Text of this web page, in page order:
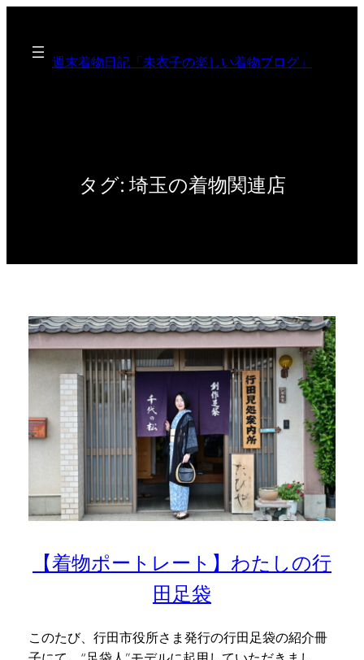
週末着物日記「未衣子の楽しい着物ブログ」
タグ: 埼玉の着物関連店
【着物ポートレート】わたしの行
田足袋
このたび、行田市役所さま発行の行田足袋の紹介冊